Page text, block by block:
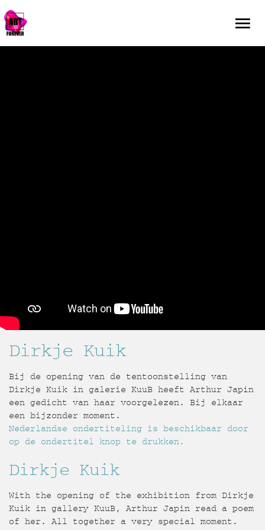
Dirkje Kuik
Bij de opening van de tentoonstelling van
Dirkje Kuik in galerie KuuB heeft Arthur Japin
een gedicht van haar voorgelezen. Bij elkaar
een bijzonder moment.
Nederlandse ondertiteling is beschikbaar door
op de ondertitel knop te drukken.
Dirkje Kuik
With the opening of the exhibition from Dirkje
Kuik in gallery KuuB, Arthur Japin read a poem
of her. All together a very special moment.